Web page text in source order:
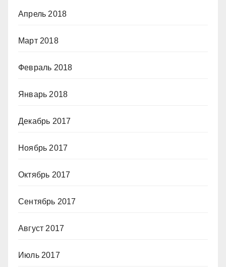
Апрель 2018
Март 2018
Февраль 2018
Январь 2018
Декабрь 2017
Ноябрь 2017
Октябрь 2017
Сентябрь 2017
Август 2017
Июль 2017